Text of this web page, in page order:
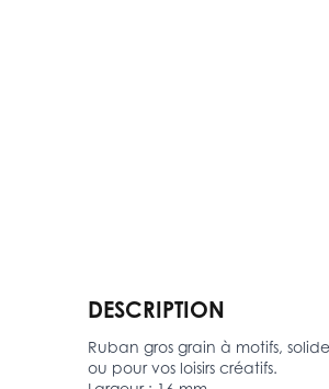
DESCRIPTION
Ruban gros grain à motifs,
ou pour vos loisirs créatifs.